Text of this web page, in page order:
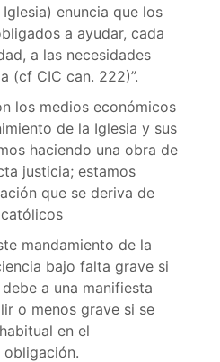
enuncia que los
a ayudar, cada
a las necesidades
(cf CIC can. 222)”.
los medios económicos
de la Iglesia y sus
haciendo una obra de
justicia; estamos
que se deriva de
mandamiento de la
bajo falta grave si
a una manifiesta
o menos grave si se
en el